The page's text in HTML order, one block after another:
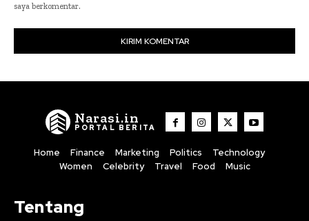
saya berkomentar.
Narasi.in
PORTAL BERITA
Home Finance Marketing Politics
Technology
Women
Celebrity Travel Food Music
Tentang